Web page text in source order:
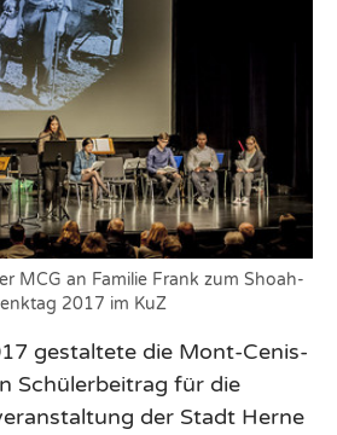
MCG an Familie Frank zum Shoah-
2017 im KuZ
gestaltete die Mont-Cenis-
Schülerbeitrag für die
der Stadt Herne